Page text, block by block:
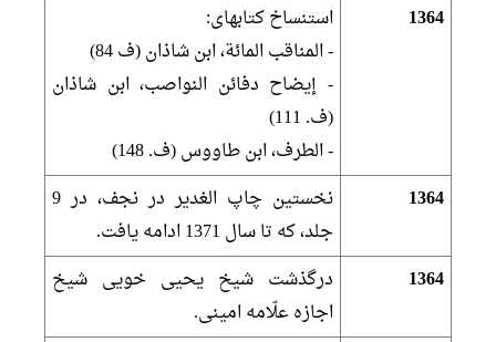
1364
استنساخ كتاب‏هاى:
- المناقب المائة، ابن شاذان (ف 84)
- إيضاح دفائن النواصب، ابن شاذان
(ف. 111)
- الطرف، ابن طاووس (ف. 148)
1364
نخستين چاپ الغدير در نجف، در 9
جلد، كه تا سال 1371 ادامه يافت.
1364
درگذشت شيخ يحيى خويى شيخ
اجازه علّامه امينى.